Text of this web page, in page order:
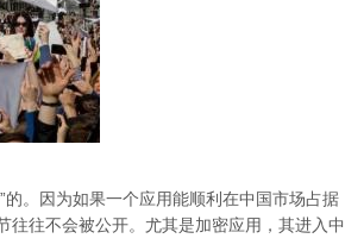
。因为如果一个应用能顺利在中国市场占据
往不会被公开。尤其是加密应用，其进入中